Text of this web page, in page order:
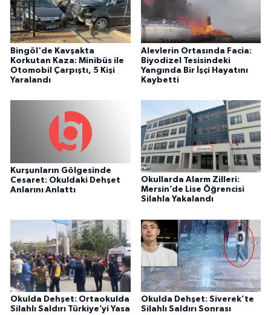
Bingöl'de Kavşakta
Korkutan Kaza: Minibüs ile
Otomobil Çarpıştı, 5 Kişi
Yaralandı
Alevlerin Ortasında Facia:
Biyodizel Tesisindeki
Yangında Bir İşçi Hayatını
Kaybetti
Kurşunların Gölgesinde
Cesaret: Okuldaki Dehşet
Anlarını Anlattı
Okullarda Alarm Zilleri:
Mersin’de Lise Öğrencisi
Silahla Yakalandı
Okulda Dehşet: Ortaokulda
Silahlı Saldırı Türkiye’yi Yasa
Okulda Dehşet: Siverek’te
Silahlı Saldırı Sonrası